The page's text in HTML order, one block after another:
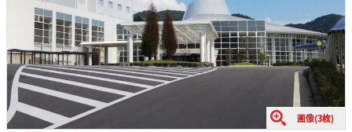
画像(3枚)